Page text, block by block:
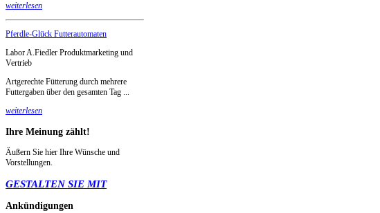
weiterlesen
Pferdle-Glück Futterautomaten
Labor A.Fiedler Produktmarketing und
Vertrieb
Artgerechte Fütterung durch mehrere
Futtergaben über den gesamten Tag ...
weiterlesen
Ihre Meinung zählt!
Äußern Sie hier Ihre Wünsche und
Vorstellungen.
GESTALTEN SIE MIT
Ankündigungen